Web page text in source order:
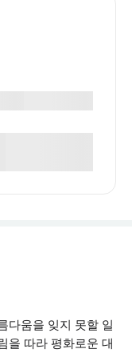
다움을 잊지 못할 일
을 따라 평화로운 대